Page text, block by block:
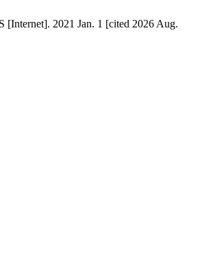
[Internet]. 2021 Jan. 1 [cited 2026 Aug.